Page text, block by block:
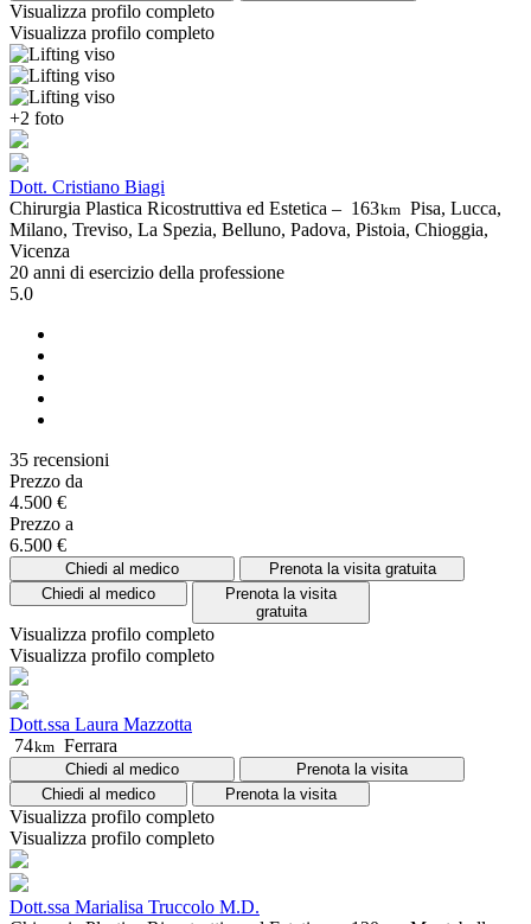
Visualizza profilo completo
Visualizza profilo completo
+2 foto
Dott. Cristiano Biagi
Chirurgia Plastica Ricostruttiva ed Estetica – 163km Pisa, Lucca,
Milano, Treviso, La Spezia, Belluno, Padova, Pistoia, Chioggia,
Vicenza
20 anni di esercizio della professione
5.0
35 recensioni
Prezzo da
4.500 €
Prezzo a
6.500 €
Chiedi al medico
Prenota la visita gratuita
Chiedi al medico
Prenota la visita
gratuita
Visualizza profilo completo
Visualizza profilo completo
Dott.ssa Laura Mazzotta
74km Ferrara
Chiedi al medico
Prenota la visita
Chiedi al medico
Prenota la visita
Visualizza profilo completo
Visualizza profilo completo
Dott.ssa Marialisa Truccolo M.D.